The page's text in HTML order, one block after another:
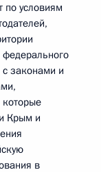
по условиям
с законами и
Крым и
в